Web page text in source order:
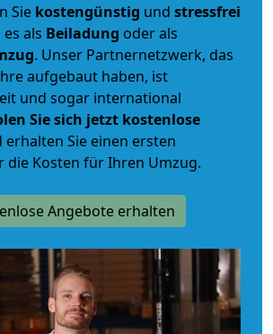
Sie kostengünstig und stressfrei
es als Beiladung oder als
. Unser Partnernetzwerk, das
aufgebaut haben, ist
und sogar international
Sie sich jetzt kostenlose
erhalten Sie einen ersten
die Kosten für Ihren Umzug.
Angebote erhalten